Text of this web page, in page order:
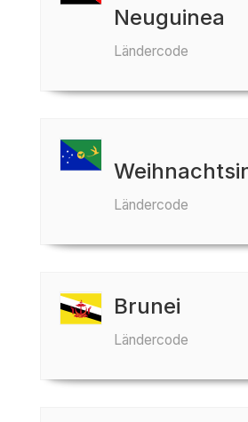
Neuguinea
Ländercode
Ländercode
Brunei
Ländercode